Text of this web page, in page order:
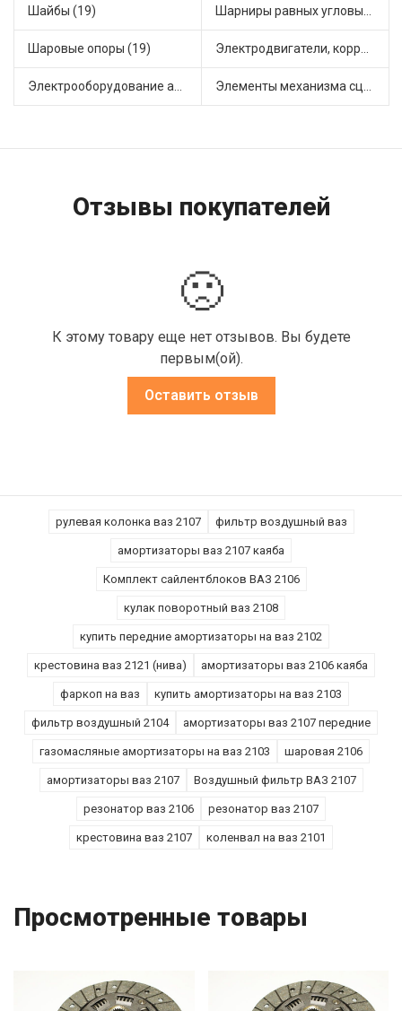
Шайбы (19) Шарниры равных угловых скоростей, приводные валы (7)
Шаровые опоры (19) Электродвигатели, корректоры и приводы автомобильн (22)
Электрооборудование автомобилей (26) Элементы механизма сцепления (68)
Отзывы покупателей
🙁
К этому товару еще нет отзывов. Вы будете
первым(ой).
Оставить отзыв
рулевая колонка ваз 2107 фильтр воздушный ваз
амортизаторы ваз 2107 каяба
Комплект сайлентблоков ВАЗ 2106
кулак поворотный ваз 2108
купить передние амортизаторы на ваз 2102
крестовина ваз 2121 (нива) амортизаторы ваз 2106 каяба
фаркоп на ваз купить амортизаторы на ваз 2103
фильтр воздушный 2104 амортизаторы ваз 2107 передние
газомасляные амортизаторы на ваз 2103 шаровая 2106
амортизаторы ваз 2107 Воздушный фильтр ВАЗ 2107
резонатор ваз 2106 резонатор ваз 2107
крестовина ваз 2107 коленвал на ваз 2101
Просмотренные товары